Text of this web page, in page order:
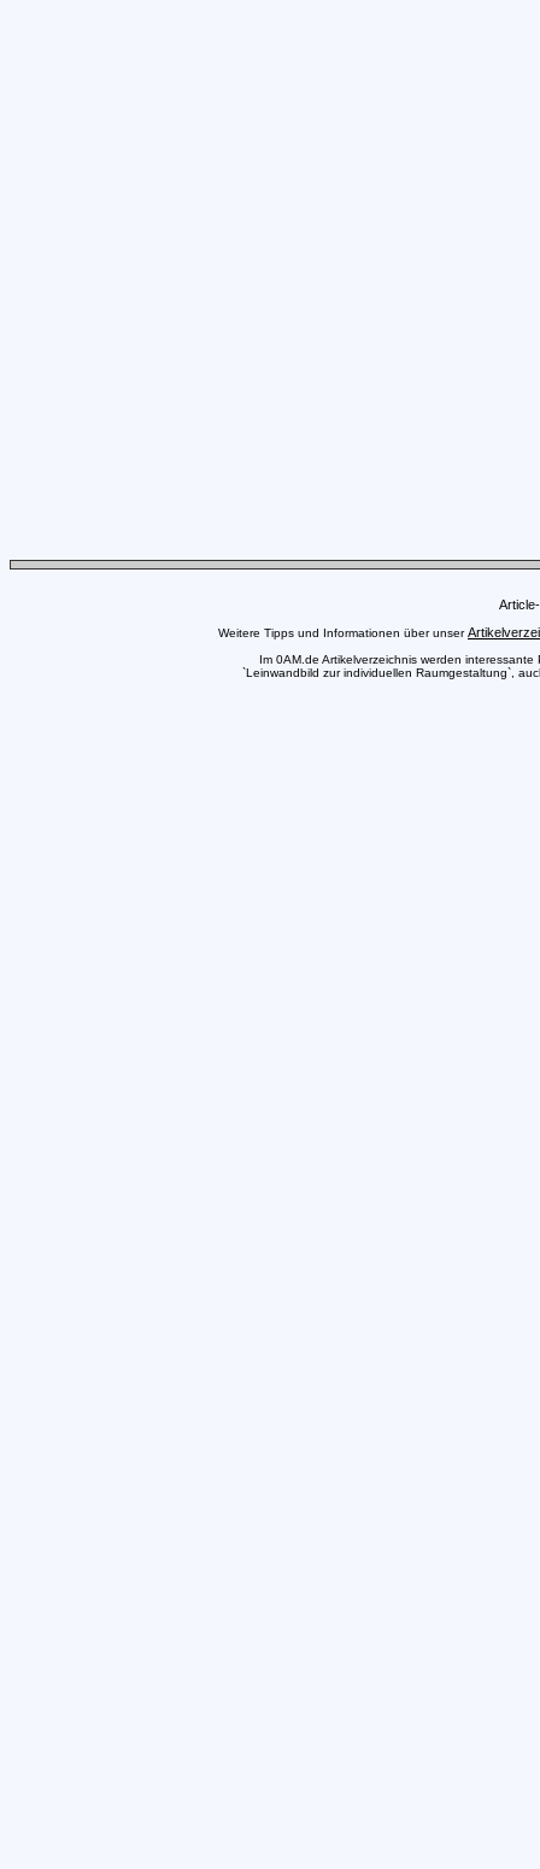
Weitere Tipps und Informationen über unser
Im 0AM.de Artikelverzeichnis werden
`Leinwandbild zur individuellen Raumgestaltung`,